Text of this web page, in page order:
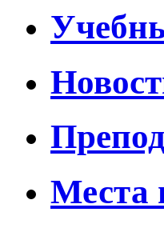
Места